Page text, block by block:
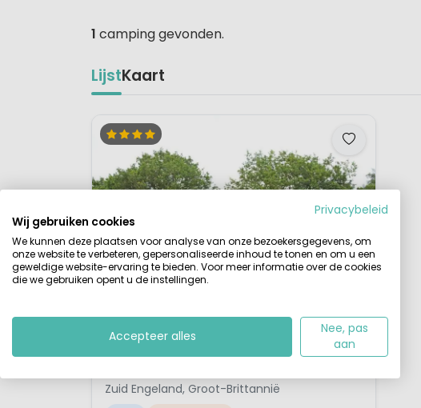
geschiedenis en is bekend om zijn
1 camping gevonden.
LijstKaart
1 / 11
Zuid Engeland, Groot-Brittannië
Privacybeleid
Wij gebruiken cookies
We kunnen deze plaatsen voor analyse van onze bezoekersgegevens, om
onze website te verbeteren, gepersonaliseerde inhoud te tonen en om u een
geweldige website-ervaring te bieden. Voor meer informatie over de cookies
die we gebruiken opent u de instellingen.
Accepteer alles
Nee, pas
aan